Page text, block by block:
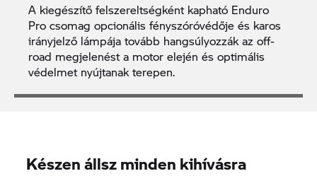
A kiegészítő felszereltségként kapható Enduro
Pro csomag opcionális fényszóróvédője és karos
irányjelző lámpája tovább hangsúlyozzák az off-
road megjelenést a motor elején és optimális
védelmet nyújtanak terepen.
Készen állsz minden kihívásra